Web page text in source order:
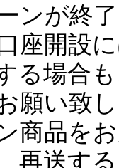
ンが終
座開設
る場合
願い致
商品を
再送す